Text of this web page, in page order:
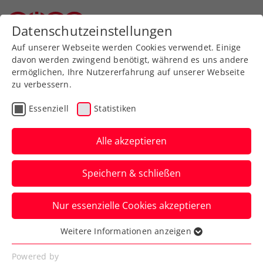
Zurück zur Newsübersicht
ATP
ATP Genf: Makelloser
Ofner stürmt ins
Achtelfinale
Österreichs Nummer eins ist in der
Schweiz nach drei Matches noch immer
ohne Satzverlust.
Verfasst von: Manuel Wachta, 19.05.2025
Datenschutzeinstellungen
Auf unserer Webseite werden Cookies verwendet. Einige
davon werden zwingend benötigt, während es uns andere
ermöglichen, Ihre Nutzererfahrung auf unserer Webseite
zu verbessern.
Essenziell Statistiken
Alle akzeptieren
Speichern & schließen
Nur essenzielle Cookies akzeptieren
Essenziell
Essenzielle Cookies werden für grundlegende
Weitere Informationen anzeigen
Powered by